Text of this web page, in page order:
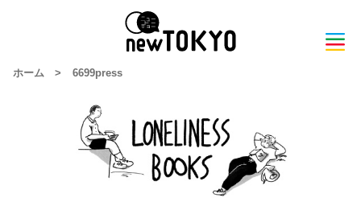
ホーム > 6699press